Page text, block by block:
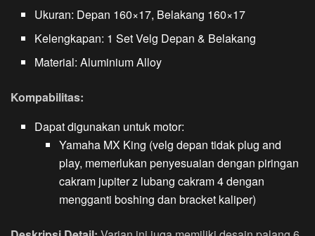
Ukuran: Depan 160×17, Belakang 160×17
Kelengkapan: 1 Set Velg Depan & Belakang
Material: Aluminium Alloy
Kompabilitas:
Dapat digunakan untuk motor:
Yamaha MX King (velg depan tidak plug and
play, memerlukan penyesuaian dengan piringan
cakram jupiter z lubang cakram 4 dengan
mengganti boshing dan bracket kaliper)